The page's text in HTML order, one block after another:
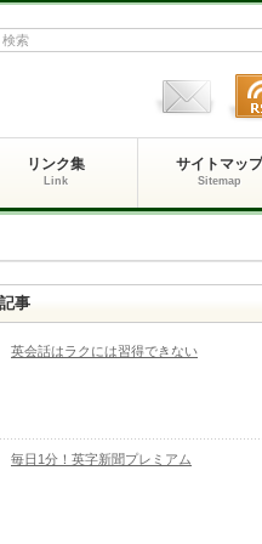
リンク集
Link
サイトマップ
Sitemap
事
英会話はラクには習得できない
毎日1分！英字新聞プレミアム